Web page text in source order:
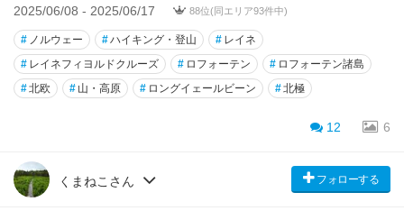
2025/06/08 - 2025/06/17 88位(同エリア93件中)
# ノルウェー #ハイキング・登山 # レイネ
# レイネフィヨルドクルーズ # ロフォーテン # ロフォーテン諸島
#北欧 # 山・高原 # ロングイェールビーン #北極
12 6
くまねこさん フォローする